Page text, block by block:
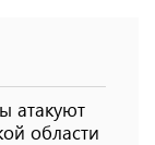
атакуют
области